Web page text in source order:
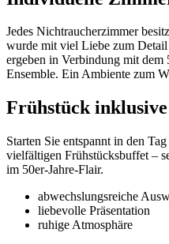
Jedes Nichtraucherzimmer
wurde mit viel Liebe zum
ergeben in Verbindung mit
Ensemble. Ein Ambiente zum
Frühstück
Starten Sie entspannt in den
vielfältigen Frühstücksbuffet –
im 50er-Jahre-Flair.
abwechslungsreiche
liebevolle Präsentation
ruhige Atmosphäre